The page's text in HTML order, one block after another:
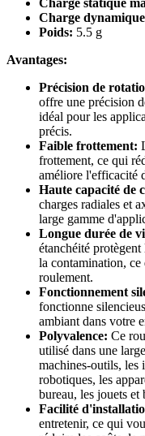
Charge statique
Charge
Poids: 5.5 g
Avantages:
Précision de
offre une précision
idéal pour les
précis.
Faible frottement:
frottement, ce qui
améliore l'efficacité
Haute capacité de
charges radiales et
large gamme
Longue durée de
étanchéité
la contamination,
roulement.
Fonctionnement
fonctionne
ambiant dans votre
Polyvalence: Ce
utilisé dans une
machines-outils, les
robotiques, les
bureau, les jouets et
Facilité
entretenir, ce qui